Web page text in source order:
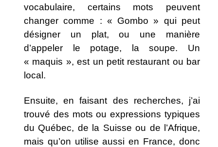
vocabulaire, certains mots peuvent
changer comme : « Gombo » qui peut
désigner un plat, ou une manière
d’appeler le potage, la soupe. Un
« maquis », est un petit restaurant ou bar
local.
Ensuite, en faisant des recherches, j’ai
trouvé des mots ou expressions typiques
du Québec, de la Suisse ou de l’Afrique,
mais qu’on utilise aussi en France, donc